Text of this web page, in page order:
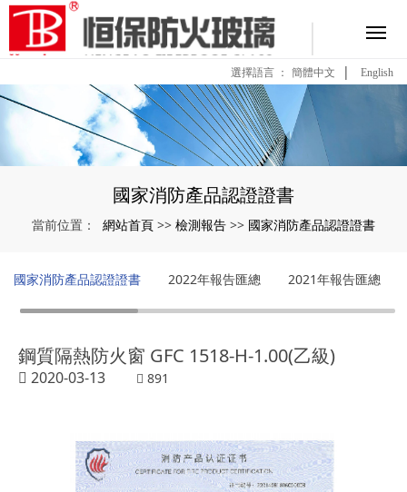
選擇語言 ： 簡體中文 | English
國家消防產品認證證書
當前位置： 網站首頁 >> 檢測報告 >> 國家消防產品認證證書
國家消防產品認證證書 2022年報告匯總 2021年報告匯總
鋼質隔熱防火窗 GFC 1518-H-1.00(乙級)
2020-03-13 891